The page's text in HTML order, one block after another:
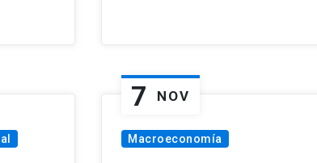
7 NOV
Macroeconomía